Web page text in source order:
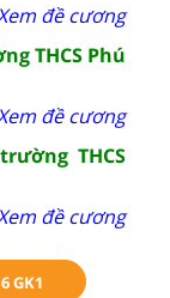
đề cương
THCS Phú
đề cương
THCS
đề cương
GK1